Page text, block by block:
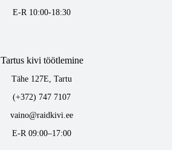
E-R 10:00-18:30
Tartus kivi töötlemine
Tähe 127E, Tartu
(+372) 747 7107
vaino@raidkivi.ee
E-R 09:00–17:00